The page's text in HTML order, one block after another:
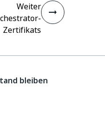
Weiter
Zertifikats
bleiben